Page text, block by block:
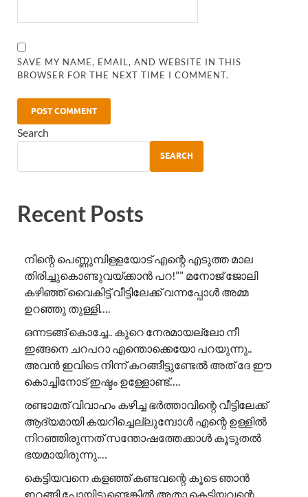
SAVE MY NAME, EMAIL, AND WEBSITE IN THIS
BROWSER FOR THE NEXT TIME I COMMENT.
Search
SEARCH
Recent Posts
നിന്റെ പെണ്ണുമ്പിള്ളയോട് എന്റെ എടുത്ത മാല
തിരിച്ചുകൊണ്ടുവയ്ക്കാൻ പറ!”” ​മനോജ് ജോലി
കഴിഞ്ഞ് വൈകിട്ട് വീട്ടിലേക്ക് വന്നപ്പോൾ അമ്മ
ഉറഞ്ഞു തുള്ളി….
ഒന്നടങ്ങ് കൊച്ചേ.. കുറെ നേരമായല്ലോ നീ
ഇങ്ങനെ ചറപറാ എന്തൊക്കെയോ പറയുന്നു..
അവൻ ഇവിടെ നിന്ന് കറങ്ങീട്ടുണ്ടേൽ അത് ദേ ഈ
കൊച്ചിനോട് ഇഷ്ടം ഉള്ളോണ്ട്….
രണ്ടാമത് വിവാഹം കഴിച്ച ഭർത്താവിന്റെ വീട്ടിലേക്ക്
ആദ്യമായി കയറിച്ചെല്ലുമ്പോൾ എന്റെ ഉള്ളിൽ
നിറഞ്ഞിരുന്നത് സന്തോഷത്തേക്കാൾ കൂടുതൽ
ഭയമായിരുന്നു.…
കെട്ടിയവനെ കളഞ്ഞ് കണ്ടവന്റെ കൂടെ ഞാൻ
ഇറങ്ങി പോയിട്ടുണ്ടെങ്കിൽ അതാ കെട്ടിയവന്റെ